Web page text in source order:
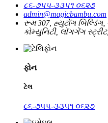
૮૬-૭૫૫-૩૩૫૧ ૦૬૨૭
admin@magicbambu.com
રૂમ 307, હ્યુટોંગ
કોમ્યુનિટી, લોંગગેંગ
ફોન
ટેલ
૮૬-૭૫૫-૩૩૫૧ ૦૬૨૭